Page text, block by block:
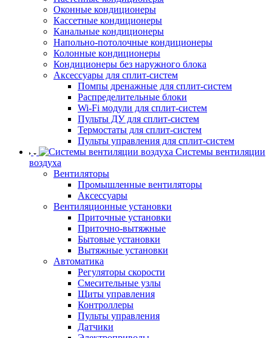
Оконные кондиционеры
Кассетные кондиционеры
Канальные кондиционеры
Напольно-потолочные кондиционеры
Колонные кондиционеры
Кондиционеры без наружного блока
Аксессуары для сплит-систем
Помпы дренажные для сплит-систем
Распределительные блоки
Wi-Fi модули для сплит-систем
Пульты ДУ для сплит-систем
Термостаты для сплит-систем
Пульты управления для сплит-систем
Системы вентиляции
воздуха
Вентиляторы
Промышленные вентиляторы
Аксессуары
Вентиляционные установки
Приточные установки
Приточно-вытяжные
Бытовые установки
Вытяжные установки
Автоматика
Регуляторы скорости
Смесительные узлы
Щиты управления
Контроллеры
Пульты управления
Датчики